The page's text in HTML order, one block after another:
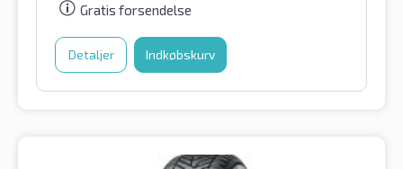
Gratis forsendelse
Detaljer Indkøbskurv